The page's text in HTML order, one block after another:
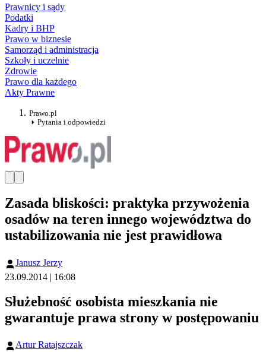
Prawnicy i sądy
Podatki
Kadry i BHP
Prawo w biznesie
Samorząd i administracja
Szkoły i uczelnie
Zdrowie
Prawo dla każdego
Akty Prawne
Prawo.pl
Pytania i odpowiedzi
Zasada bliskości: praktyka przywożenia
osadów na teren innego województwa do
ustabilizowania nie jest prawidłowa
Janusz Jerzy
23.09.2014 | 16:08
Służebność osobista mieszkania nie
gwarantuje prawa strony w postępowaniu
Artur Ratajszczak